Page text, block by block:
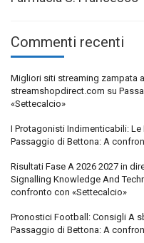
Commenti recenti
Migliori siti streaming zampata
streamshopdirect.com su
«Settecalcio»
I Protagonisti Indimenticabili:
Passaggio di Bettona: A
Risultati Fase A 2026 2027 in
Signalling Knowledge And
confronto con «Settecalcio»
Pronostici Football: Consigli A
Passaggio di Bettona: A